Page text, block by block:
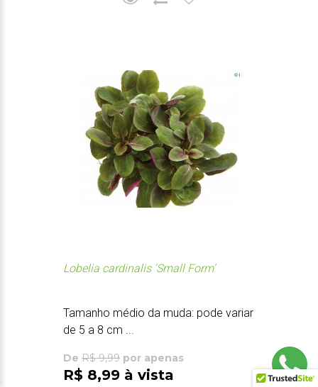
Lobelia cardinalis 'Small Form'
Tamanho médio da muda: pode variar
de 5 a 8 cm ...
De R$ 9,99 por apenas
R$ 8,99 à vista